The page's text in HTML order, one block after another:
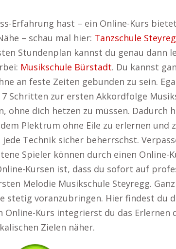
Erfahrung hast – ein Online-Kurs
– schau mal hier: Tanzschule
Stundenplan kannst du genau dann
Musikschule Bürstadt. Du kannst
an feste Zeiten gebunden zu sein.
Schritten zur ersten Akkordfolge
ohne dich hetzen zu müssen. Dadurch
Plektrum ohne Eile zu erlernen und
Technik sicher beherrschst.
Spieler können durch einen Online-
Kursen ist, dass du sofort auf
Melodie Musikschule Steyregg.
voranzubringen. Hier findest du
Online-Kurs integrierst du das Erlernen
Zielen näher.